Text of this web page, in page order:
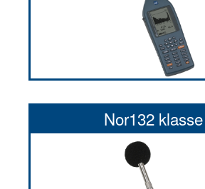
Nor132